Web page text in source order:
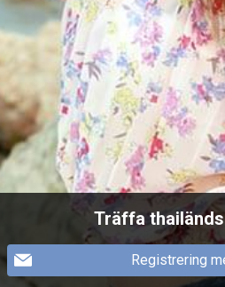
Träffa
Registrering